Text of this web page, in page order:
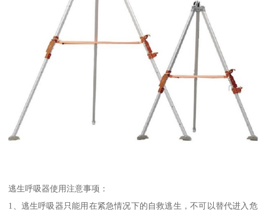
逃生呼吸器使用注意事项：
1、逃生呼吸器只能用在紧急情况下的自救逃生，不可以替代进入危